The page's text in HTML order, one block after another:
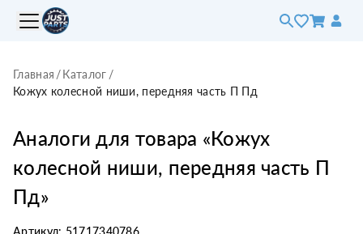
Главная /Каталог /
Кожух колесной ниши, передняя часть П Пд
Аналоги для товара «Кожух
колесной ниши, передняя часть П
Пд»
Артикул: 51717340786